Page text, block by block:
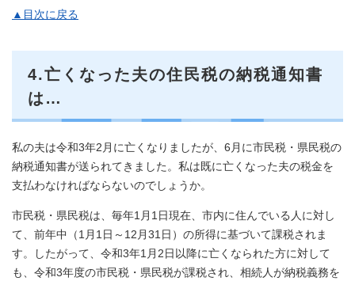
▲目次に戻る
4.亡くなった夫の住民税の納税通知書
は…
私の夫は令和3年2月に亡くなりましたが、6月に市民税・県民税の
納税通知書が送られてきました。私は既に亡くなった夫の税金を
支払わなければならないのでしょうか。
市民税・県民税は、毎年1月1日現在、市内に住んでいる人に対し
て、前年中（1月1日～12月31日）の所得に基づいて課税されま
す。したがって、令和3年1月2日以降に亡くなられた方に対して
も、令和3年度の市民税・県民税が課税され、相続人が納税義務を